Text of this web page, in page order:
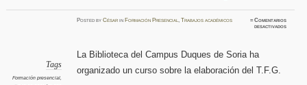
PostedbyCésar in Formación Presencial ,Trabajos académicos ≈Comentarios
desactivadosen
Tags
Formación presencial,
La Biblioteca del Campus Duques de Soria ha
organizado un curso sobre la elaboración del T.F.G.